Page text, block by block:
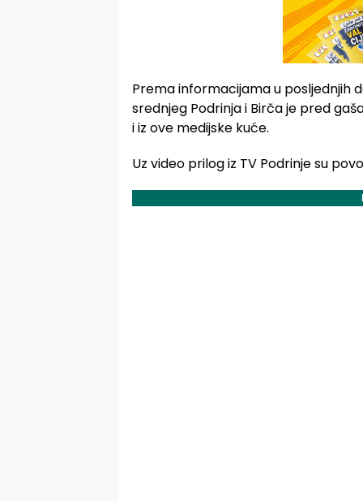
Prema informacijama u posljednjih
srednjeg Podrinja i Birča je pred
i iz ove medijske kuće.
Uz video prilog iz TV Podrinje su